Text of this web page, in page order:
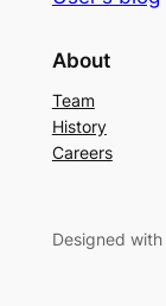
About
Team
History
Careers
Designed with